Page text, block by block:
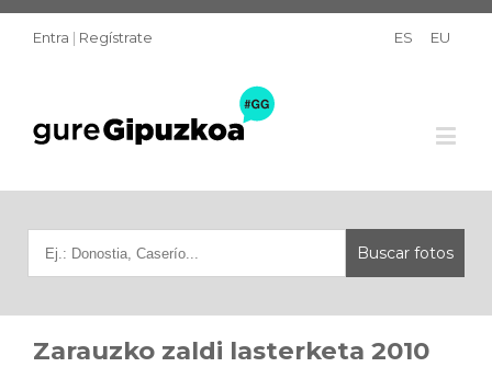
Entra | Regístrate ES EU
Zarauzko zaldi lasterketa 2010